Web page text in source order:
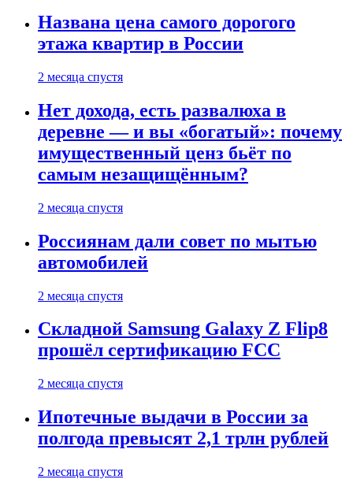
Названа цена самого дорогого
этажа квартир в России
2 месяца спустя
Нет дохода, есть развалюха в
деревне — и вы «богатый»: почему
имущественный ценз бьёт по
самым незащищённым?
2 месяца спустя
Россиянам дали совет по мытью
автомобилей
2 месяца спустя
Складной Samsung Galaxy Z Flip8
прошёл сертификацию FCC
2 месяца спустя
Ипотечные выдачи в России за
полгода превысят 2,1 трлн рублей
2 месяца спустя